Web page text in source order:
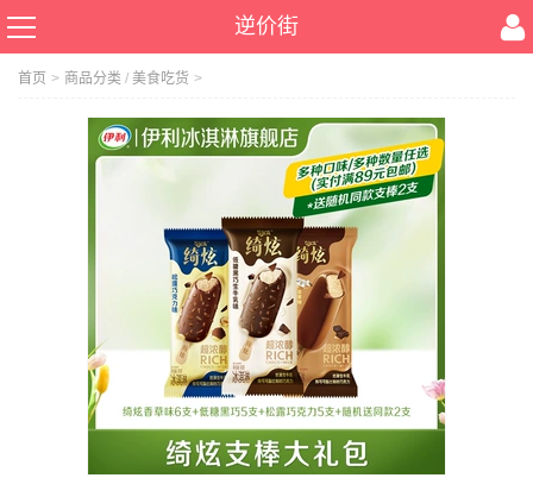
逆价街
首页 > 商品分类 / 美食吃货 >